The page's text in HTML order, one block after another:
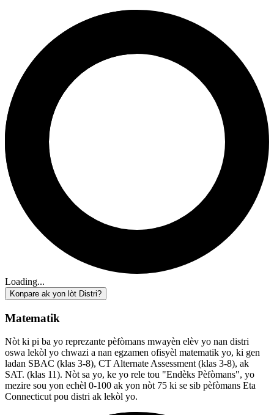
Loading...
Konpare ak yon lòt Distri?
Matematik
Nòt ki pi ba yo reprezante pèfòmans mwayèn elèv yo nan distri
oswa lekòl yo chwazi a nan egzamen ofisyèl matematik yo, ki gen
ladan SBAC (klas 3-8), CT Alternate Assessment (klas 3-8), ak
SAT. (klas 11). Nòt sa yo, ke yo rele tou "Endèks Pèfòmans", yo
mezire sou yon echèl 0-100 ak yon nòt 75 ki se sib pèfòmans Eta
Connecticut pou distri ak lekòl yo.